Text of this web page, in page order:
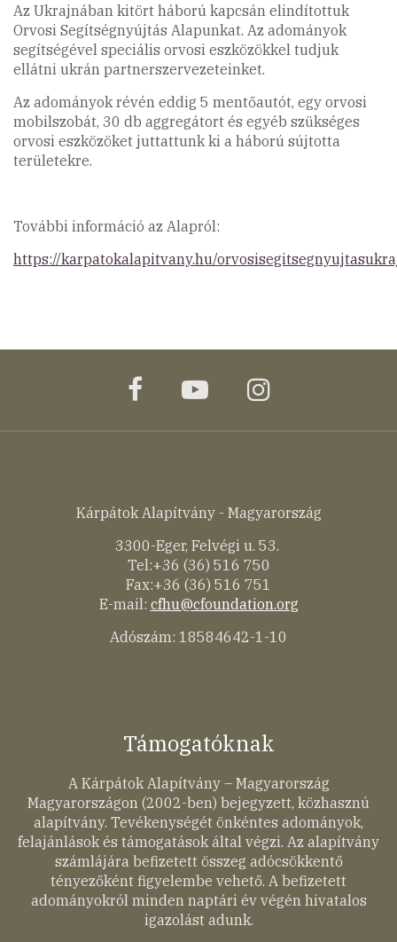
Az Ukrajnában kitört háború kapcsán elindítottuk
Orvosi Segítségnyújtás Alapunkat. Az adományok
segítségével speciális orvosi eszközökkel tudjuk
ellátni ukrán partnerszervezeteinket.
Az adományok révén eddig 5 mentőautót, egy orvosi
mobilszobát, 30 db aggregátort és egyéb szükséges
orvosi eszközöket juttattunk ki a háború sújtotta
területekre.
További információ az Alapról:
https://karpatokalapitvany.hu/
facebookyoutubeinstagram
Kárpátok Alapítvány - Magyarország
3300-Eger, Felvégi u. 53.
Tel:+36 (36) 516 750
Fax:+36 (36) 516 751
E-mail: cfhu@cfoundation.org
Adószám: 18584642-1-10
Támogatóknak
A Kárpátok Alapítvány – Magyarország
Magyarországon (2002-ben) bejegyzett, közhasznú
alapítvány. Tevékenységét önkéntes adományok,
felajánlások és támogatások által végzi. Az alapítvány
számlájára befizetett összeg adócsökkentő
tényezőként figyelembe vehető. A befizetett
adományokról minden naptári év végén hivatalos
igazolást adunk.